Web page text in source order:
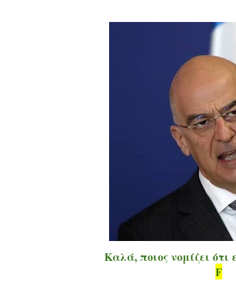
Καλά, ποιος νομίζει ότι
F